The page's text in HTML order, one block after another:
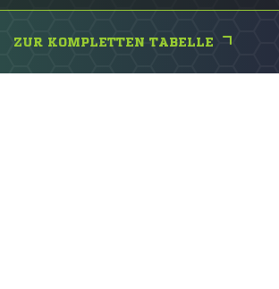
ZUR KOMPLETTEN TABELLE